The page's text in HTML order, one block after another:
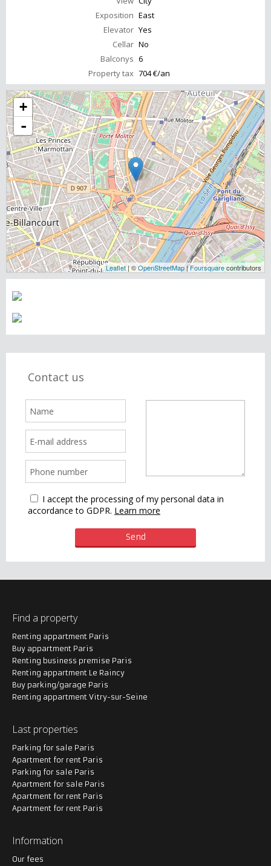
Exposition East
Elevator Yes
Cellar No
Balconys 6
Property tax 704 €/an
+
-
Leaflet| ©OpenStreetMap|Foursquarecontributors
Contact us
I accept the processing of my personal data in
accordance to GDPR. Learn more
Find a property
Renting appartment Paris
Buy appartment Paris
Renting business premise Paris
Renting appartment Le Raincy
Buy parking/garage Paris
Renting appartment Vitry-sur-Seine
Last properties
Parking for sale Paris
Apartment for rent Paris
Parking for sale Paris
Apartment for sale Paris
Apartment for rent Paris
Apartment for rent Paris
Information
Our fees